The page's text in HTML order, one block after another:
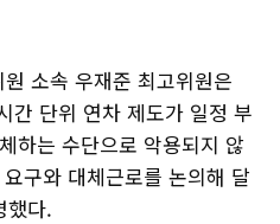
소속 우재준 최고위원은
간 단위 연차 제도가 일정 부
하는 수단으로 악용되지 않
구와 대체근로를 논의해 달
했다.